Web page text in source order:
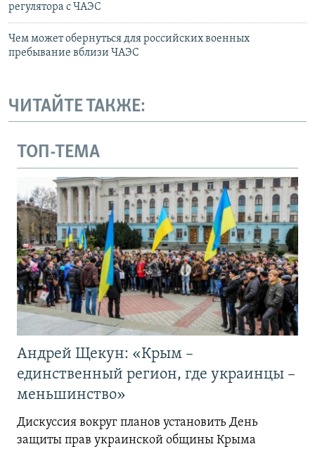
регулятора с ЧАЭС
Чем может обернуться для российских военных
пребывание вблизи ЧАЭС
ЧИТАЙТЕ ТАКЖЕ:
ТОП-ТЕМА
Андрей Щекун: «Крым –
единственный регион, где украинцы –
меньшинство»
Дискуссия вокруг планов установить День
защиты прав украинской общины Крыма